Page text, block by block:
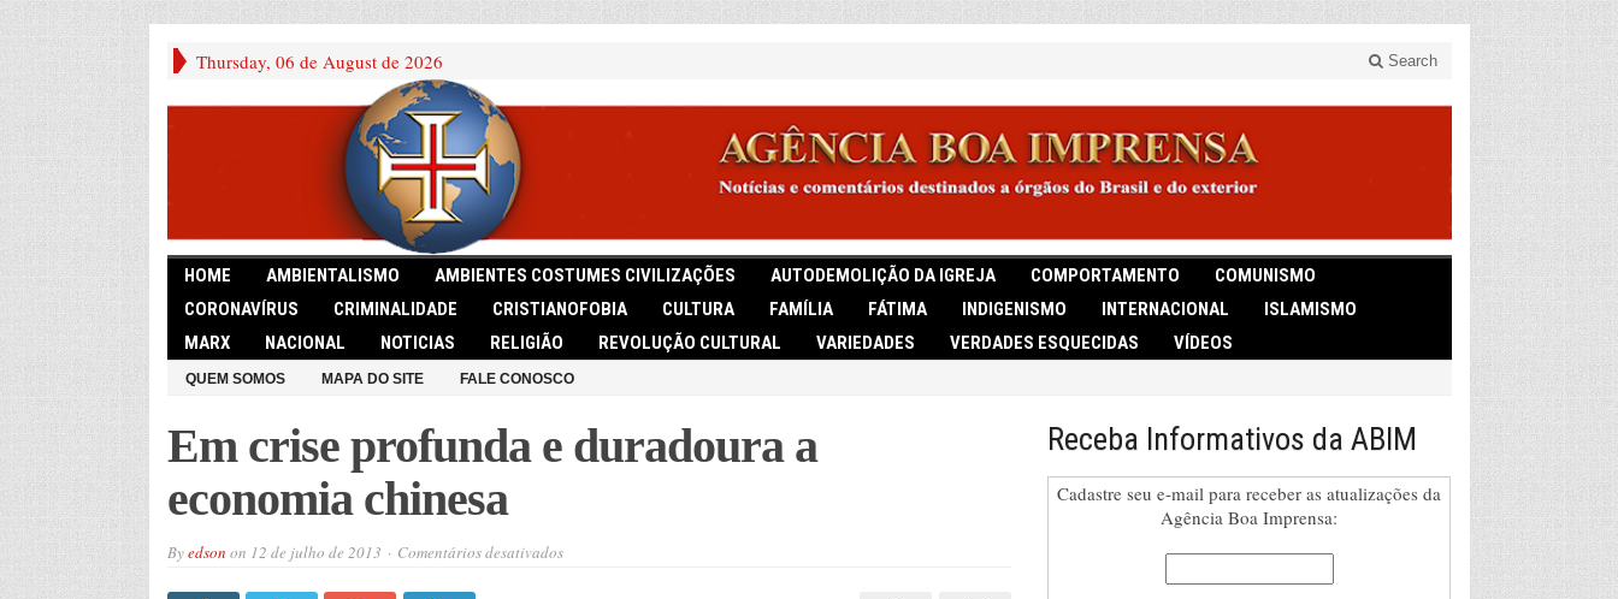
Thursday, 06 de August de 2026 Search
HOME AMBIENTALISMO AMBIENTES COSTUMES CIVILIZAÇÕES AUTODEMOLIÇÃO DA IGREJA COMPORTAMENTO
COMUNISMO
CORONAVÍRUS
CRIMINALIDADE CRISTIANOFOBIA CULTURA FAMÍLIA FÁTIMA INDIGENISMO INTERNACIONAL
ISLAMISMO
MARX
NACIONAL NOTICIAS RELIGIÃO REVOLUÇÃO CULTURAL VARIEDADES VERDADES ESQUECIDAS VÍDEOS
QUEM SOMOS MAPA DO SITE FALE CONOSCO
Em crise profunda e duradoura a
economia chinesa
Byedson on 12 de julho de 2013 Comentários desativadosem
Receba Informativos da ABIM
Cadastre seu e-mail para receber as atualizações da
Agência Boa Imprensa: